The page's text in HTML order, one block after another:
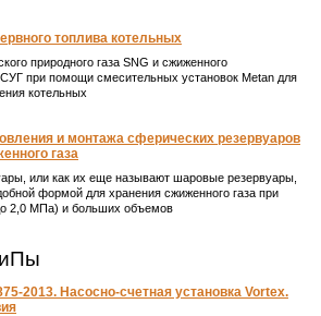
топлива котельных
природного газа SNG и сжиженного
СУГ при помощи смесительных установок Metan для
котельных
и монтажа сферических резервуаров
газа
или как их еще называют шаровые резервуары,
формой для хранения сжиженного газа при
2,0 МПа) и больших объемов
2013. Насосно-счетная установка Vortex.